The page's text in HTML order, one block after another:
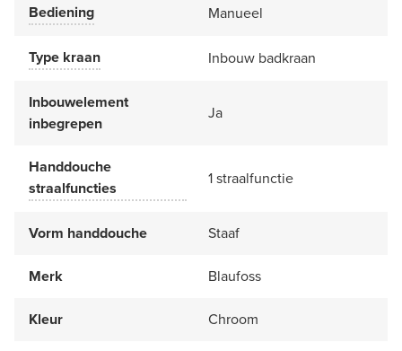
Bediening Manueel
Type kraan Inbouw badkraan
Inbouwelement
inbegrepen
Ja
Handdouche
straalfuncties
1 straalfunctie
Vorm handdouche Staaf
Merk Blaufoss
Kleur Chroom